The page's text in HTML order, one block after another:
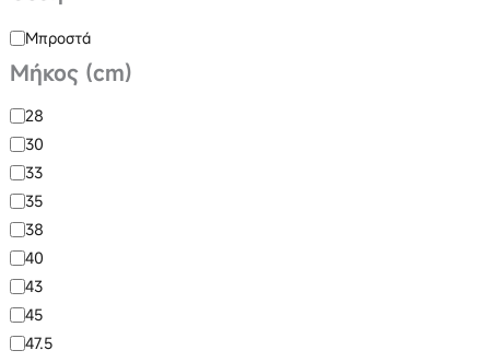
Μπροστά
Μήκος (cm)
28
30
33
35
38
40
43
45
47.5